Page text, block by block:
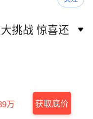
挑战 惊喜还
万 获取底价